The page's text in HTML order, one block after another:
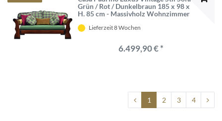
Grün / Rot / Dunkelbraun 185 x 98 x
H. 85 cm - Massivholz Wohnzimmer
Wohnzimmer Möbel - Luxus Möbel -
Lieferzeit 8 Wochen
6.499,90 € *
1 2 3 4